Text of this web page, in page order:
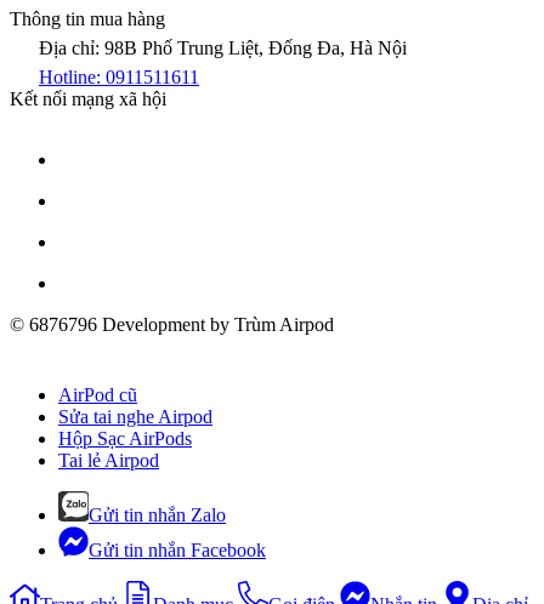
Thông tin mua hàng
Địa chỉ: 98B Phố Trung Liệt, Đống Đa, Hà Nội
Hotline: 0911511611
Kết nối mạng xã hội
© 6876796 Development by Trùm Airpod
AirPod cũ
Sửa tai nghe Airpod
Hộp Sạc AirPods
Tai lẻ Airpod
Gửi tin nhắn Zalo
Gửi tin nhắn Facebook